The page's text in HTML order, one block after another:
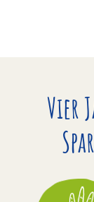
Vier